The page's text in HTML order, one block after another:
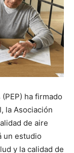
ha firmado
la Asociación
de aire
un estudio
y la calidad de